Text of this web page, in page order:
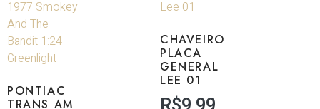
PONTIAC
TRANS AM
CHAVEIRO
PLACA
GENERAL
LEE 01